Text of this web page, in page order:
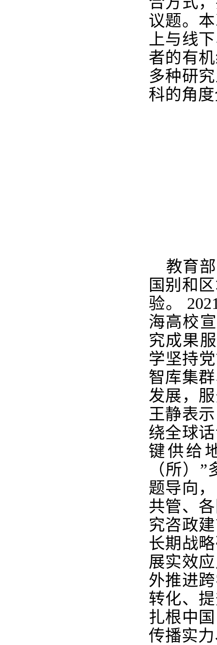
议题。
上与线
者的有
多种研
科的角
教育
国别和
验。
海高校
究成果
学坚持
智库集
发展，
王静表
绕全球
键供给
（所）
题导向
共管、
究咨政
长期战
展实效
外推进
转化、
扎根中
传播实